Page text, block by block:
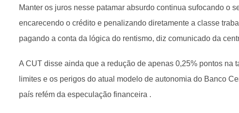
Manter os juros nesse patamar absurdo continua sufocando o
encarecendo o crédito e penalizando diretamente a classe
pagando a conta da lógica do rentismo, diz comunicado da
A CUT disse ainda que a redução de apenas 0,25% pontos na
limites e os perigos do atual modelo de autonomia do Banco
país refém da especulação financeira .